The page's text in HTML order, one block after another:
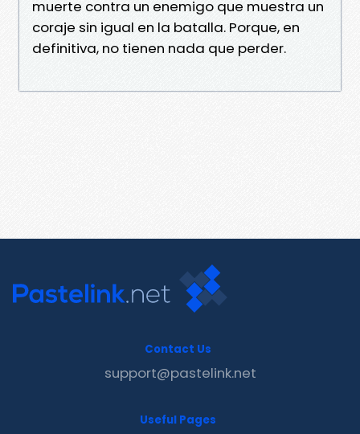
muerte contra un enemigo que muestra un
coraje sin igual en la batalla. Porque, en
definitiva, no tienen nada que perder.
Contact Us
support@pastelink.net
Useful Pages